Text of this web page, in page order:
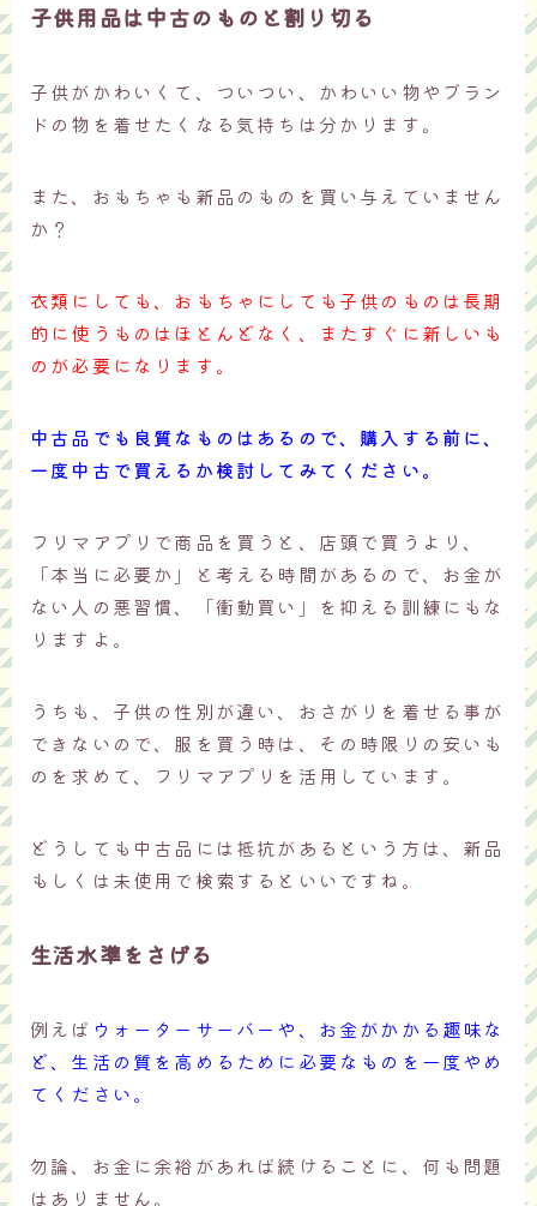
子供用品は中古のものと割り切る
子供がかわいくて、ついつい、かわいい物やブラン
ドの物を着せたくなる気持ちは分かります。
また、おもちゃも新品のものを買い与えていません
か？
衣類にしても、おもちゃにしても子供のものは長期
的に使うものはほとんどなく、またすぐに新しいも
のが必要になります。
中古品でも良質なものはあるので、購入する前に、
一度中古で買えるか検討してみてください。
フリマアプリで商品を買うと、店頭で買うより、
「本当に必要か」と考える時間があるので、お金が
ない人の悪習慣、「衝動買い」を抑える訓練にもな
りますよ。
うちも、子供の性別が違い、おさがりを着せる事が
できないので、服を買う時は、その時限りの安いも
のを求めて、フリマアプリを活用しています。
どうしても中古品には抵抗があるという方は、新品
もしくは未使用で検索するといいですね。
生活水準をさげる
例えば ウォーターサーバーや、お金がかかる趣味な
ど、生活の質を高めるために必要なものを一度やめ
てください。
勿論、お金に余裕があれば続けることに、何も問題
はありません。